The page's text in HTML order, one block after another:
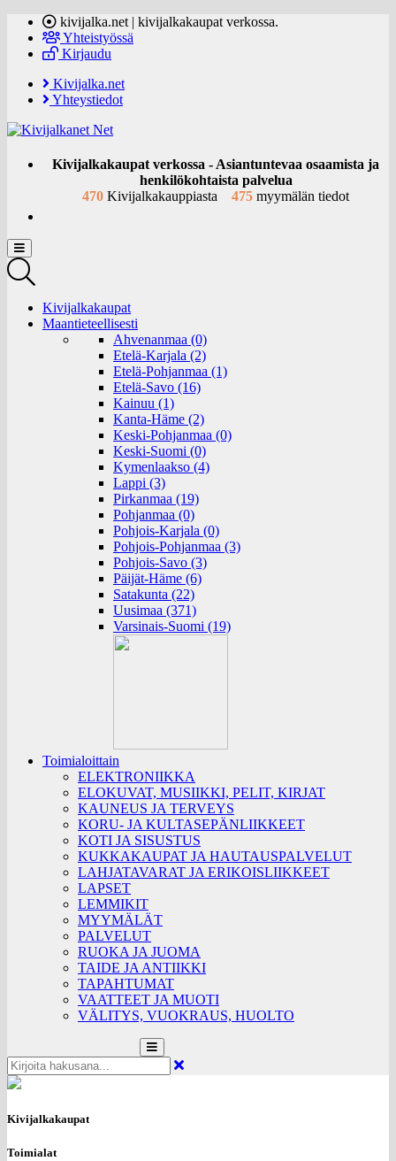
kivijalka.net | kivijalkakaupat verkossa.
Yhteistyössä
Kirjaudu
Kivijalka.net
Yhteystiedot
Kivijalkakaupat verkossa - Asiantuntevaa osaamista ja
henkilökohtaista palvelua
470 Kivijalkakauppiasta 475 myymälän tiedot
Kivijalkakaupat
Maantieteellisesti
Ahvenanmaa (0)
Etelä-Karjala (2)
Etelä-Pohjanmaa (1)
Etelä-Savo (16)
Kainuu (1)
Kanta-Häme (2)
Keski-Pohjanmaa (0)
Keski-Suomi (0)
Kymenlaakso (4)
Lappi (3)
Pirkanmaa (19)
Pohjanmaa (0)
Pohjois-Karjala (0)
Pohjois-Pohjanmaa (3)
Pohjois-Savo (3)
Päijät-Häme (6)
Satakunta (22)
Uusimaa (371)
Varsinais-Suomi (19)
Toimialoittain
ELEKTRONIIKKA
ELOKUVAT, MUSIIKKI, PELIT, KIRJAT
KAUNEUS JA TERVEYS
KORU- JA KULTASEPÄNLIIKKEET
KOTI JA SISUSTUS
KUKKAKAUPAT JA HAUTAUSPALVELUT
LAHJATAVARAT JA ERIKOISLIIKKEET
LAPSET
LEMMIKIT
MYYMÄLÄT
PALVELUT
RUOKA JA JUOMA
TAIDE JA ANTIIKKI
TAPAHTUMAT
VAATTEET JA MUOTI
VÄLITYS, VUOKRAUS, HUOLTO
Kivijalkakaupat
Toimialat